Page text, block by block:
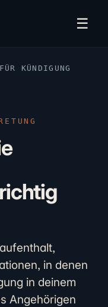
☰
KÜNDIGUNG
in denen
in deinem
Angehörigen